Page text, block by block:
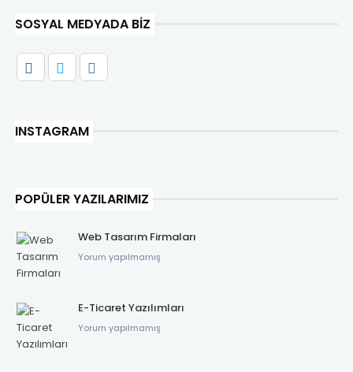
SOSYAL MEDYADA BIZ
INSTAGRAM
POPÜLER YAZILARIMIZ
Web Tasarım Firmaları
Yorum yapılmamış
E-Ticaret Yazılımları
Yorum yapılmamış